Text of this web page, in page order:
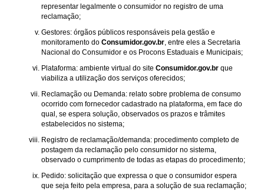
representar legalmente o consumidor no registro de uma
reclamação;
Gestores: órgãos públicos responsáveis pela gestão e
monitoramento do Consumidor.gov.br, entre eles a Secretaria
Nacional do Consumidor e os Procons Estaduais e Municipais;
Plataforma: ambiente virtual do site Consumidor.gov.br que
viabiliza a utilização dos serviços oferecidos;
Reclamação ou Demanda: relato sobre problema de consumo
ocorrido com fornecedor cadastrado na plataforma, em face do
qual, se espera solução, observados os prazos e trâmites
estabelecidos no sistema;
Registro de reclamação/demanda: procedimento completo de
postagem da reclamação pelo consumidor no sistema,
observado o cumprimento de todas as etapas do procedimento;
Pedido: solicitação que expressa o que o consumidor espera
que seja feito pela empresa, para a solução de sua reclamação;